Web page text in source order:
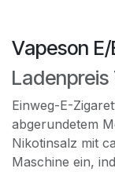
Vapeson
Ladenpreis
Einweg-E-
abgerundetem
Nikotinsalz mit
Maschine ein,